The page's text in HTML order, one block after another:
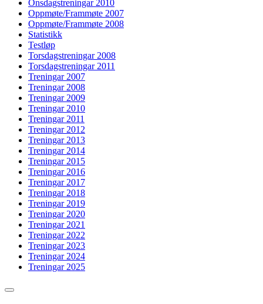
Onsdagstreningar 2010
Oppmøte/Frammøte 2007
Oppmøte/Frammøte 2008
Statistikk
Testløp
Torsdagstreningar 2008
Torsdagstreningar 2011
Treningar 2007
Treningar 2008
Treningar 2009
Treningar 2010
Treningar 2011
Treningar 2012
Treningar 2013
Treningar 2014
Treningar 2015
Treningar 2016
Treningar 2017
Treningar 2018
Treningar 2019
Treningar 2020
Treningar 2021
Treningar 2022
Treningar 2023
Treningar 2024
Treningar 2025